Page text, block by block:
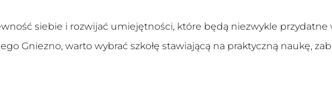
siebie i rozwijać umiejętności, które będą niezwykle
Gniezno, warto wybrać szkołę stawiającą na praktyczną naukę,